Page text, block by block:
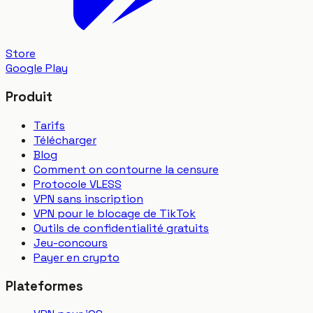
Store
Google Play
Produit
Tarifs
Télécharger
Blog
Comment on contourne la censure
Protocole VLESS
VPN sans inscription
VPN pour le blocage de TikTok
Outils de confidentialité gratuits
Jeu-concours
Payer en crypto
Plateformes